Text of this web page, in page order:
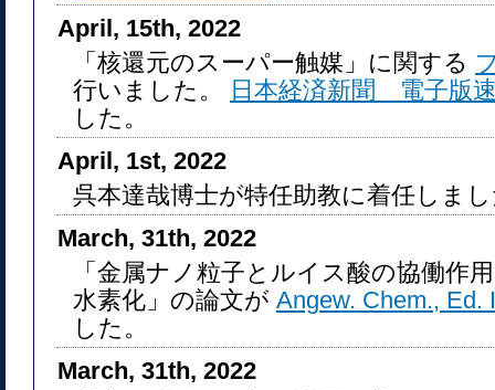
April, 15th, 2022
「核還元のスーパー触媒」に関する
行いました。
日本経済新聞 電子版
した。
April, 1st, 2022
呉本達哉博士が特任助教に着任しま
March, 31th, 2022
「金属ナノ粒子とルイス酸の協働作
水素化」の論文が Angew. Chem., Ed.
した。
March, 31th, 2022